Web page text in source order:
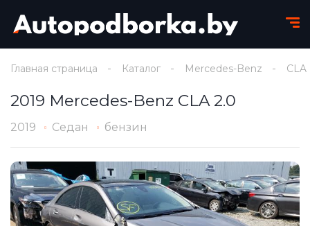
Главная страница Каталог Mercedes-Benz CLA
2019 Mercedes-Benz CLA 2.0
2019 Седан бензин